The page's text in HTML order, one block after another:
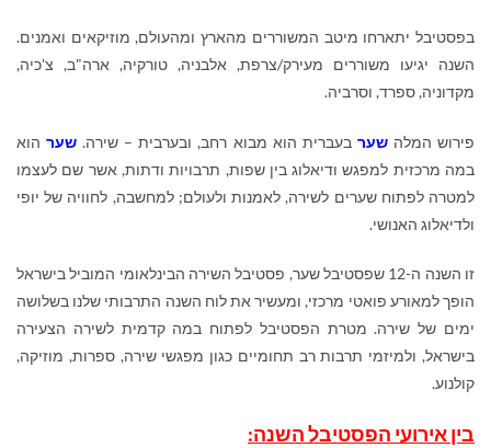
בפסטיבל יתארחו מיטב המשוררים מהארץ ומהעולם, מוזיקאים ואמנים.
השנה יגיעו משוררים מעירק/צרפת, אלבניה, טורקיה, ארה"ב, צ'כיה,
מקדוניה, ספרד, וסרביה.
פירוש המלהשערבעברית הוא מבוא רחב, ובערבית – שירה. שער הוא
במה מרכזית למפגש ודיאלוג בין שפות, תרבויות ודתות, אשר שם לעצמו
למטרה לפתוח שערים לשירה, לאמנות ולעולם; למחשבה, לחוויה של יופי
ולדיאלוג האנושי.
זו השנה ה-12 שפסטיבל שער, פסטיבל השירה הבינלאומי המוביל בישראל
הופך למאורע פואטי מרכזי, ומעשיר את לוח השנה התרבותי שלנו בשלושה
ימים של שירה. מטרת הפסטיבל לפתוח במה קדמית לשירה הצעירה
בישראל, ולמיזמי תרבות רב תחומיים כגון מפגשי שירה, ספרות, מוזיקה,
קולנוע.
בין אירועי הפסטיבל השנה: